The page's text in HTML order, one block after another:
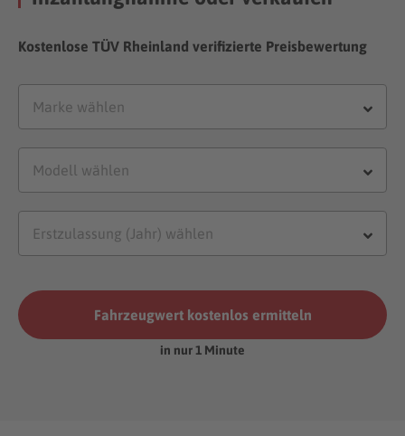
Kostenlose TÜV Rheinland verifizierte Preisbewertung
Fahrzeugwert kostenlos ermitteln
in nur 1 Minute